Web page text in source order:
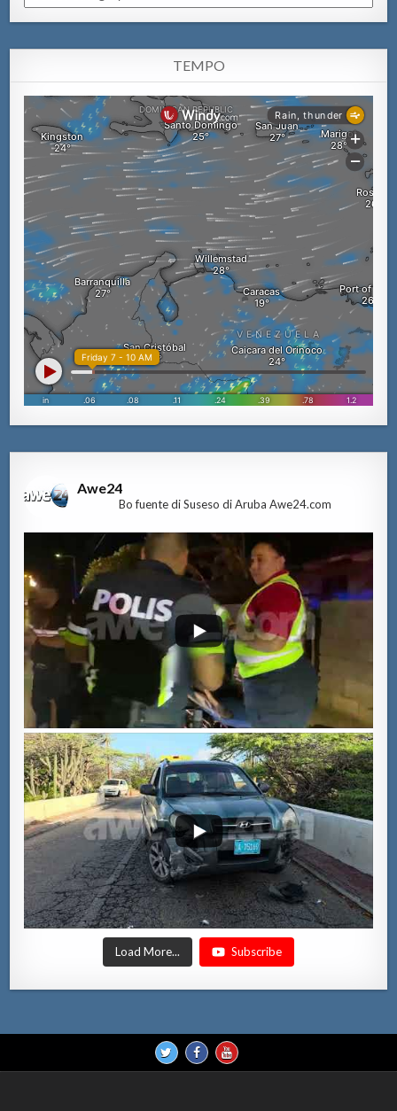
TEMPO
Awe24
Bo fuente di Suseso di Aruba Awe24.com
Load More... Subscribe